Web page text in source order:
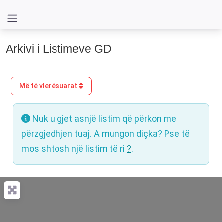
Arkivi i Listimeve GD
Më të vlerësuarat
Nuk u gjet asnjë listim që përkon me
përzgjedhjen tuaj. A mungon diçka? Pse të
mos shtosh një listim të ri ?.